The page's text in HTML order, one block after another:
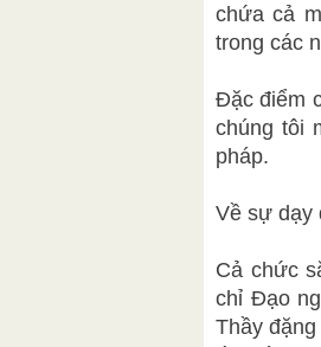
chứa cả
trong các
Đặc điểm
chúng tôi
pháp.
Về sự dạy
Cả chức
chỉ Đạo
Thầy